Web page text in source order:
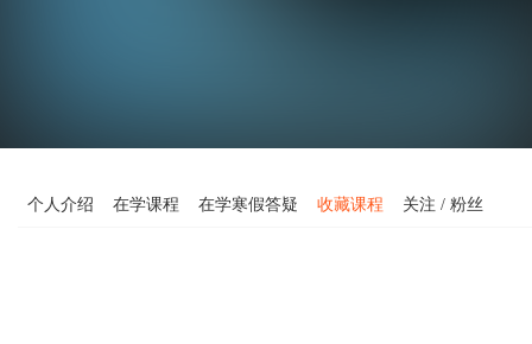
个人介绍 在学课程 在学寒假答疑 收藏课程 关注 / 粉丝